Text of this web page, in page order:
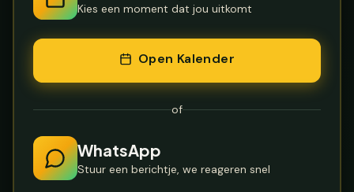
Kies een moment dat jou uitkomt
Open Kalender
of
WhatsApp
Stuur een berichtje, we reageren snel